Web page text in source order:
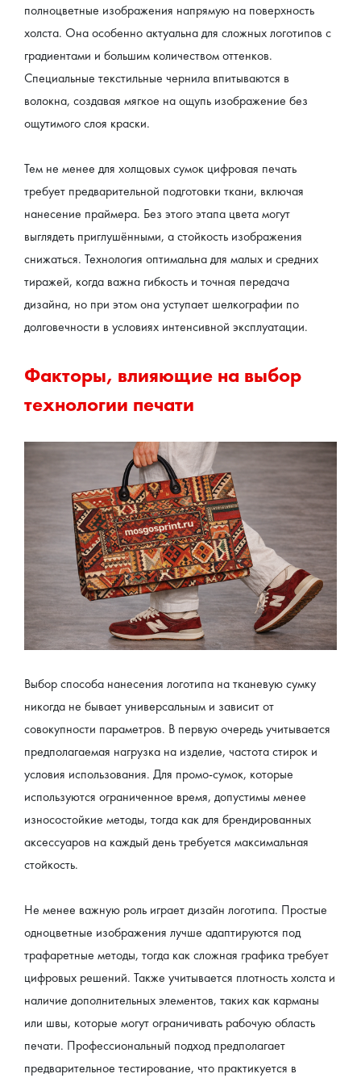
полноцветные изображения напрямую на поверхность
холста. Она особенно актуальна для сложных логотипов с
градиентами и большим количеством оттенков.
Специальные текстильные чернила впитываются в
волокна, создавая мягкое на ощупь изображение без
ощутимого слоя краски.
Тем не менее для холщовых сумок цифровая печать
требует предварительной подготовки ткани, включая
нанесение праймера. Без этого этапа цвета могут
выглядеть приглушёнными, а стойкость изображения
снижаться. Технология оптимальна для малых и средних
тиражей, когда важна гибкость и точная передача
дизайна, но при этом она уступает шелкографии по
долговечности в условиях интенсивной эксплуатации.
Факторы, влияющие на выбор
технологии печати
Выбор способа нанесения логотипа на тканевую сумку
никогда не бывает универсальным и зависит от
совокупности параметров. В первую очередь учитывается
предполагаемая нагрузка на изделие, частота стирок и
условия использования. Для промо-сумок, которые
используются ограниченное время, допустимы менее
износостойкие методы, тогда как для брендированных
аксессуаров на каждый день требуется максимальная
стойкость.
Не менее важную роль играет дизайн логотипа. Простые
одноцветные изображения лучше адаптируются под
трафаретные методы, тогда как сложная графика требует
цифровых решений. Также учитывается плотность холста и
наличие дополнительных элементов, таких как карманы
или швы, которые могут ограничивать рабочую область
печати. Профессиональный подход предполагает
предварительное тестирование, что практикуется в